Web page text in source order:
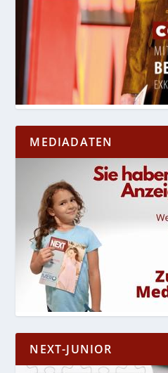
MEDIADATEN
NEXT-JUNIOR